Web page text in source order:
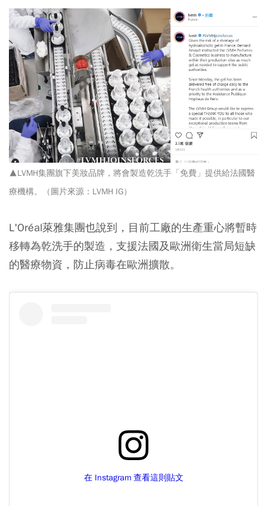
▲LVMH集團旗下美妝品牌，將會製造乾洗手「免費」提供給法國醫
療機構。（圖片來源：LVMH IG）
L'Oréal萊雅集團也說到，目前工廠的生產重心將暫時
移轉為乾洗手的製造，支援法國及歐洲衛生當局短缺
的醫療物資，防止病毒在歐洲擴散。
在 Instagram 查看這則貼文